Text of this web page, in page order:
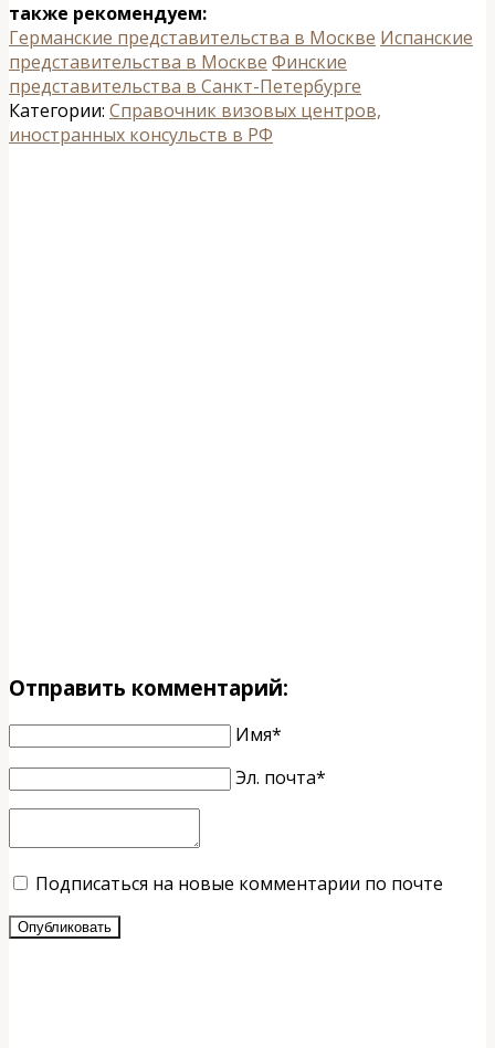
также рекомендуем:
Германские представительства в Москве Испанские
представительства в Москве Финские
представительства в Санкт-Петербурге
Категории: Справочник визовых центров,
иностранных консульств в РФ
Отправить комментарий:
Имя*
Эл. почта*
Подписаться на новые комментарии по почте
Опубликовать